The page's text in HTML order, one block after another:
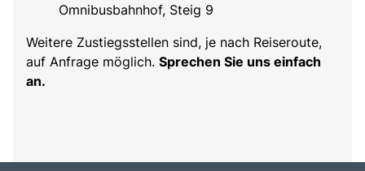
Omnibusbahnhof, Steig 9
Weitere Zustiegsstellen sind, je nach Reiseroute,
auf Anfrage möglich. Sprechen Sie uns einfach
an.